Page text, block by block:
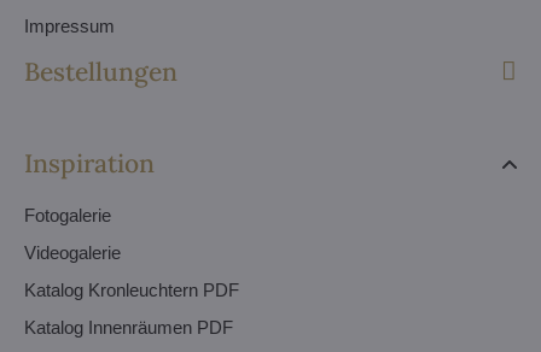
Impressum
Bestellungen
Inspiration
Fotogalerie
Videogalerie
Katalog Kronleuchtern PDF
Katalog Innenräumen PDF